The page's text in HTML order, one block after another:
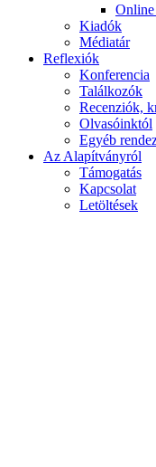
Kiadók
Médiatár
Reflexiók
Konferencia
Találkozók
Recenziók,
Olvasóinktól
Egyéb
Az Alapítványról
Támogatás
Kapcsolat
Letöltések